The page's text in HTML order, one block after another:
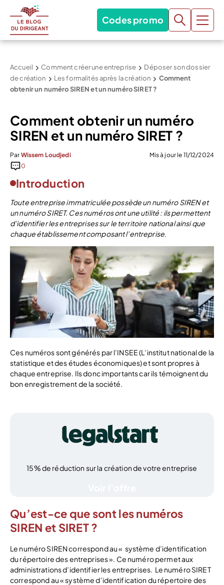
Codes promo
Accueil Comment créer une entreprise
Déposer son dossier
de création
Les formalités après la création
Comment
obtenir un numéro SIREN et un numéro SIRET ?
Comment obtenir un numéro
SIREN et un numéro SIRET ?
Par Wissem Loudjedi
Mis à jour le 11/12/2024
0
Introduction
Toute entreprise immatriculée possède un numéro SIREN et
un numéro SIRET. Ces numéros ont une utilité : ils permettent
d’identifier les entreprises sur le territoire national ainsi que
chaque établissement composant l’entreprise.
Ces numéros sont générés par l’INSEE (L’institut national de la
statistique et des études économiques) et sont propres à
chaque entreprise. Ils donc importants car ils témoignent du
bon enregistrement de la société.
15% de réduction sur la création de votre entreprise
Qu’est-ce que sont les numéros
SIREN et SIRET ?
Le numéro SIREN correspond au « système d’identification
du répertoire des entreprises ». Ce numéro permet aux
administrations d’identifier les entreprises. Le numéro SIRET
correspond au « système d’identification du répertoire des